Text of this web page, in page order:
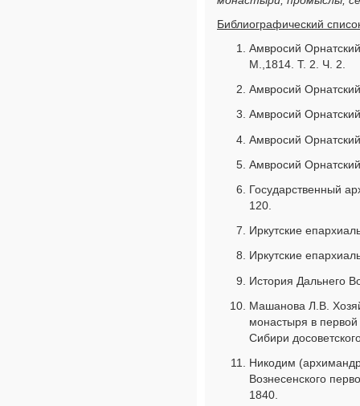
Библиографический
Амвросий
М.,1814. Т. 2. Ч. 2.
Амвросий
Амвросий
Амвросий
Амвросий
Государственный
120.
Иркутские
Иркутские
История Дальнего
Машанова Л.В.
монастыря в
Сибири
Никодим
Вознесенского
1840.